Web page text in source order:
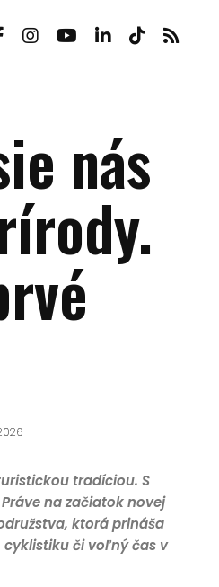
nás
tradíciou. S
na začiatok novej
ktorá prináša
či voľný čas v